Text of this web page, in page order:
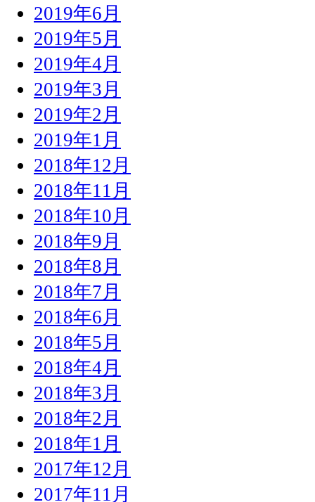
2019年6月
2019年5月
2019年4月
2019年3月
2019年2月
2019年1月
2018年12月
2018年11月
2018年10月
2018年9月
2018年8月
2018年7月
2018年6月
2018年5月
2018年4月
2018年3月
2018年2月
2018年1月
2017年12月
2017年11月